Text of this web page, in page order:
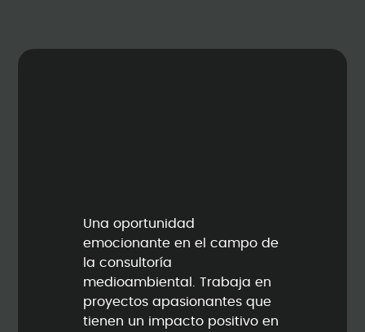
Una oportunidad
emocionante en el campo de
la consultoría
medioambiental. Trabaja en
proyectos apasionantes que
tienen un impacto positivo en